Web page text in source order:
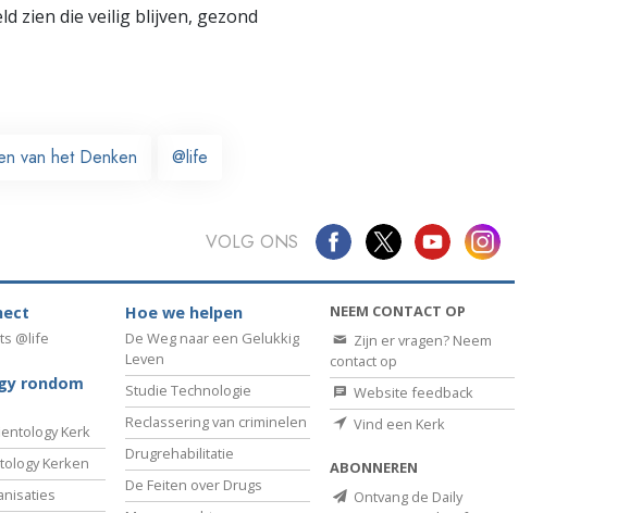
Communicatie
zien die veilig blijven, gezond
van het Denken @life
VOLG ONS
@life
rondom
Kerk
Kerken
Hoe we helpen
De Weg naar een Gelukkig
Leven
Studie Technologie
Reclassering van criminelen
Drugrehabilitatie
De Feiten over Drugs
NEEM CONTACT OP
Zijn er vragen? Neem
contact op
Website feedback
Vind een Kerk
ABONNEREN
Ontvang de Daily